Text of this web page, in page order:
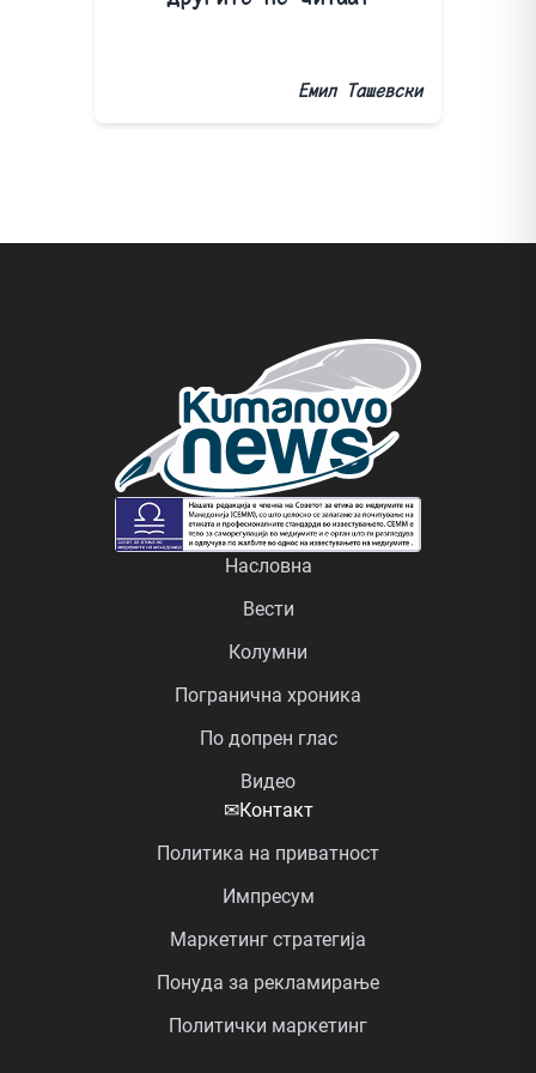
Емил Ташевски
Насловна
Вести
Колумни
Погранична хроника
По допрен глас
Видео
✉Контакт
Политика на приватност
Импресум
Маркетинг стратегија
Понуда за рекламирање
Политички маркетинг